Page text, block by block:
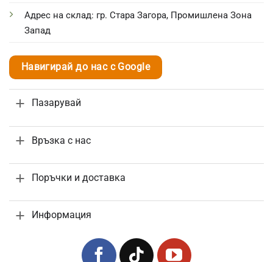
Адрес на склад: гр. Стара Загора, Промишлена Зона
Запад
Навигирай до нас с Google
Пазарувай
Връзка с нас
Поръчки и доставка
Информация